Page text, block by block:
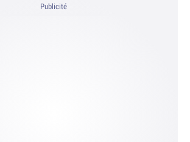
Publicité